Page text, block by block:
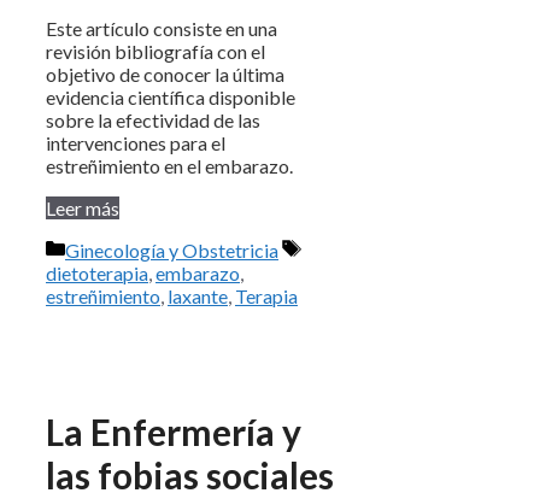
Este artículo consiste en una
revisión bibliografía con el
objetivo de conocer la última
evidencia científica disponible
sobre la efectividad de las
intervenciones para el
estreñimiento en el embarazo.
Leer más
Categorías
Ginecología y Obstetricia
Etiquetas
dietoterapia,embarazo,
estreñimiento, laxante, Terapia
La Enfermería y
las fobias sociales